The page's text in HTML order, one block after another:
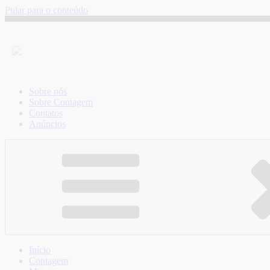
Pular para o conteúdo
Sobre nós
Sobre Contagem
Contatos
Anúncios
Início
Contagem